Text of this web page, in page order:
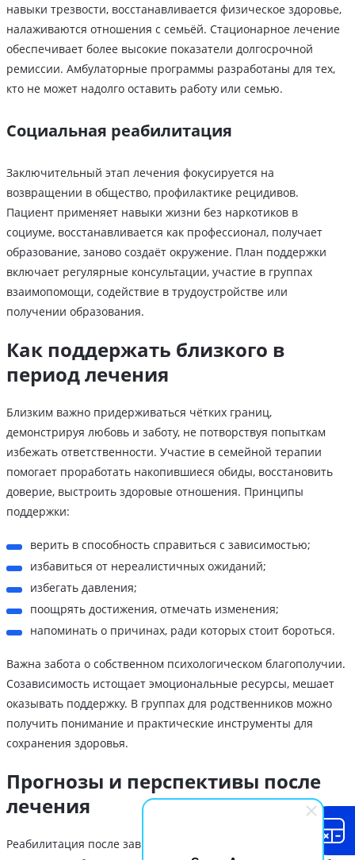
навыки трезвости, восстанавливается физическое здоровье,
налаживаются отношения с семьёй. Стационарное лечение
обеспечивает более высокие показатели долгосрочной
ремиссии. Амбулаторные программы разработаны для тех,
кто не может надолго оставить работу или семью.
Социальная реабилитация
Заключительный этап лечения фокусируется на
возвращении в общество, профилактике рецидивов.
Пациент применяет навыки жизни без наркотиков в
социуме, восстанавливается как профессионал, получает
образование, заново создаёт окружение. План поддержки
включает регулярные консультации, участие в группах
взаимопомощи, содействие в трудоустройстве или
получении образования.
Как поддержать близкого в
период лечения
Близким важно придерживаться чётких границ,
демонстрируя любовь и заботу, не потворствуя попыткам
избежать ответственности. Участие в семейной терапии
помогает проработать накопившиеся обиды, восстановить
доверие, выстроить здоровые отношения. Принципы
поддержки:
верить в способность справиться с зависимостью;
избавиться от нереалистичных ожиданий;
избегать давления;
поощрять достижения, отмечать изменения;
напоминать о причинах, ради которых стоит бороться.
Важна забота о собственном психологическом благополучии.
Созависимость истощает эмоциональные ресурсы, мешает
оказывать поддержку. В группах для родственников можно
получить понимание и практические инструменты для
сохранения здоровья.
Прогнозы и перспективы после
лечения
Реабилитация после зависимости от первитина требует